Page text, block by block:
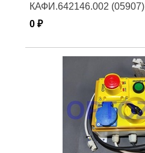
КАФИ.642146.002 (05907)
0 ₽